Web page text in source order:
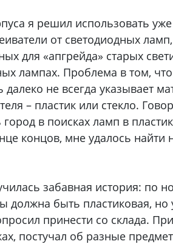
я решил использовать
от светодиодных ламп,
для «апгрейда» старых
лампах. Проблема в том, что
далеко не всегда указывает
– пластик или стекло.
в поисках ламп в
концов, мне удалось найти
забавная история: по
должна быть пластиковая, но
принести со склада.
постучал об разные